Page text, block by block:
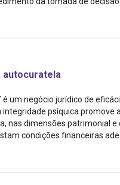
autocuratela
é um negócio jurídico de
integridade psíquica
nas dimensões patrimonial
condições financeiras